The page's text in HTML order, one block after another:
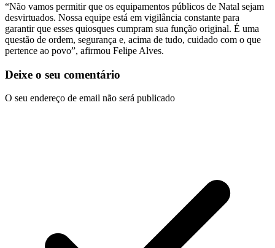
“Não vamos permitir que os equipamentos públicos de Natal sejam
desvirtuados. Nossa equipe está em vigilância constante para
garantir que esses quiosques cumpram sua função original. É uma
questão de ordem, segurança e, acima de tudo, cuidado com o que
pertence ao povo”, afirmou Felipe Alves.
Deixe o seu comentário
O seu endereço de email não será publicado